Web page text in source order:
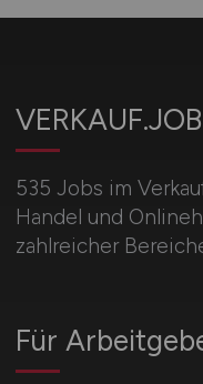
535 Jobs im
Handel und
zahlreicher
Für